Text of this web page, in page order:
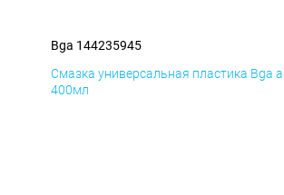
Bga 144235945
Смазка универсальная пластика Bga
400мл